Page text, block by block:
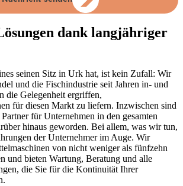
dank langjähriger
seinen Sitz in Urk hat, ist kein Zufall: Wir
und die Fischindustrie seit Jahren in- und
die Gelegenheit ergriffen,
für diesen Markt zu liefern. Inzwischen sind
für Unternehmen in den gesamten
hinaus geworden. Bei allem, was wir tun,
der Unternehmer im Auge. Wir
von nicht weniger als fünfzehn
und bieten Wartung, Beratung und alle
die Sie für die Kontinuität Ihrer